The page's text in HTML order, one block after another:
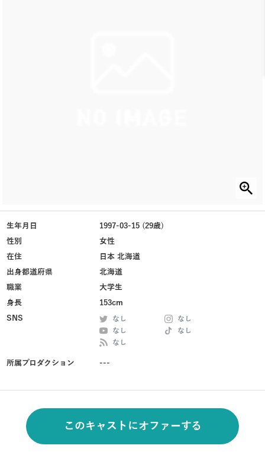
生年月日
1997-03-15 (29歳)
性別
女性
在住
日本 北海道
出身都道府県
北海道
職業
大学生
身長
153cm
SNS
なし
なし
なし
なし
なし
所属プロダクション ---
このキャストにオファーする